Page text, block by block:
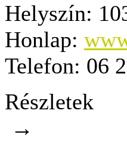
Helyszín:
Honlap:
Telefon: 06
Részletek
→